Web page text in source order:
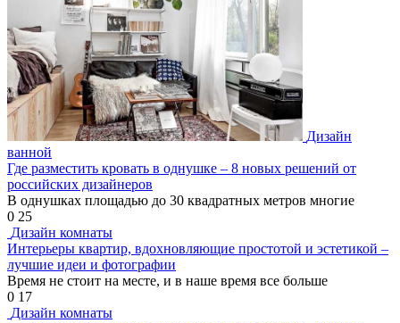
Дизайн
ванной
Где разместить кровать в однушке – 8 новых решений от
российских дизайнеров
В однушках площадью до 30 квадратных метров многие
0 25
Дизайн комнаты
Интерьеры квартир, вдохновляющие простотой и эстетикой –
лучшие идеи и фотографии
Время не стоит на месте, и в наше время все больше
0 17
Дизайн комнаты